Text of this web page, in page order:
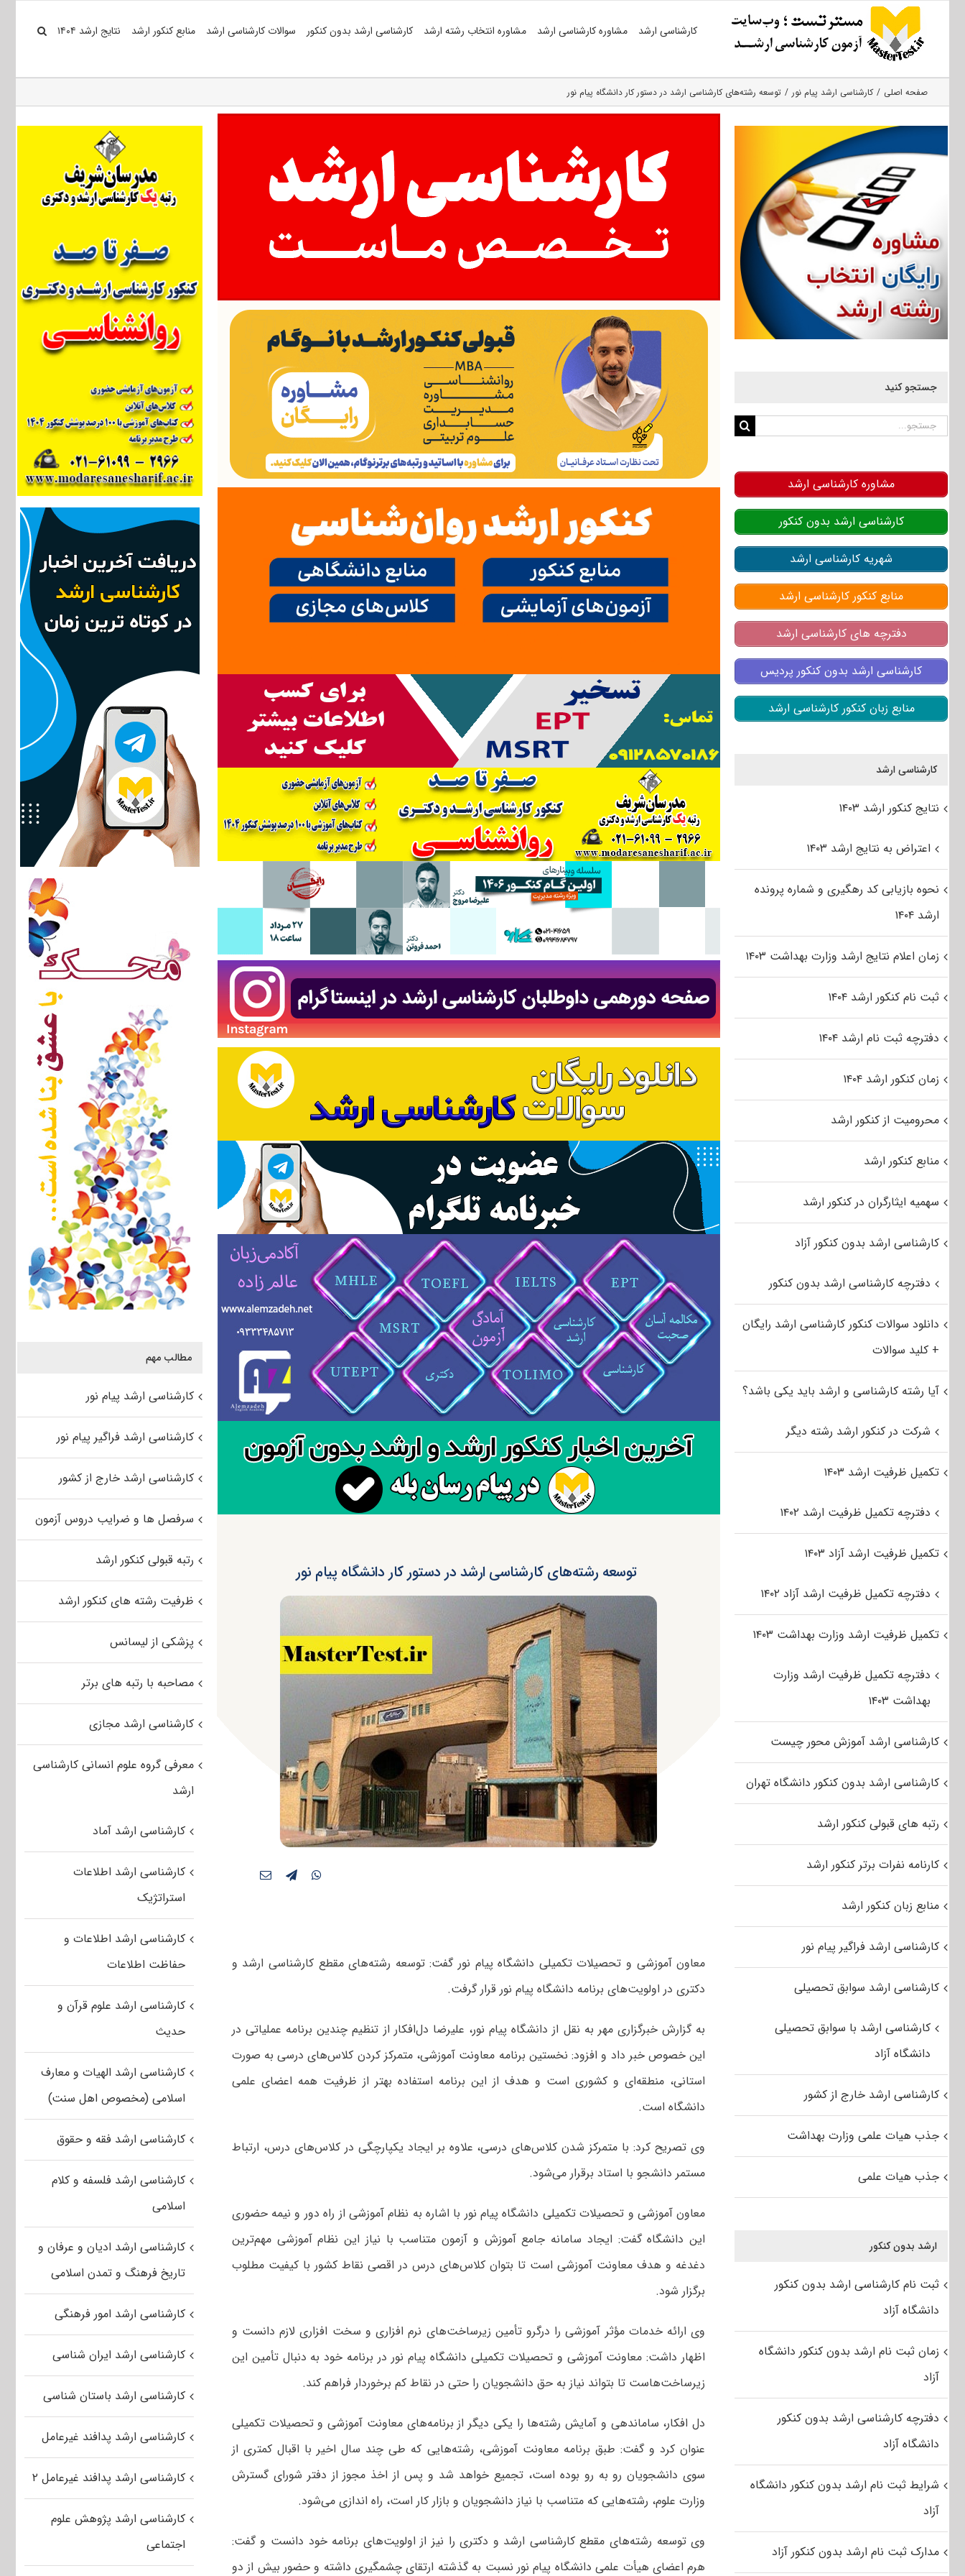
کارشناسی ارشد مشاوره کارشناسی ارشد مشاوره انتخاب رشته ارشد کارشناسی ارشد بدون کنکور سوالات کارشناسی ارشد منابع کنکور ارشد نتایج ارشد ۱۴۰۴
صفحه اصلی کارشناسی ارشد پیام نور توسعه رشته‌های کارشناسی ارشد در دستور کار دانشگاه پیام نور
توسعه رشته‌های کارشناسی ارشد در دستور کار دانشگاه پیام نور
معاون آموزشی و تحصیلات تکمیلی دانشگاه پیام نور گفت: توسعه رشته‌های مقطع کارشناسی ارشد و
دکتری در اولویت‌های برنامه دانشگاه پیام نور قرار گرفت.
به گزارش خبرگزاری مهر به نقل از دانشگاه پیام نور، علیرضا دل‌افکار از تنظیم چندین برنامه عملیاتی در
این خصوص خبر داد و افزود: نخستین برنامه معاونت آموزشی، متمرکز کردن کلاس‌های درسی به صورت
استانی، منطقه‌ای و کشوری است و هدف از این برنامه استفاده بهتر از ظرفیت همه اعضای علمی
دانشگاه است.
وی تصریح کرد: با متمرکز شدن کلاس‌های درسی، علاوه بر ایجاد یکپارچگی در کلاس‌های درس، ارتباط
مستمر دانشجو با استاد برقرار می‌شود.
معاون آموزشی و تحصیلات تکمیلی دانشگاه پیام نور با اشاره به نظام آموزشی از راه دور و نیمه حضوری
این دانشگاه گفت: ایجاد سامانه جامع آموزش و آزمون متناسب با نیاز این نظام آموزشی مهم‌ترین
دغدغه و هدف معاونت آموزشی است تا بتوان کلاس‌های درس در اقصی نقاط کشور با کیفیت مطلوب
برگزار شود.
وی ارائه خدمات مؤثر آموزشی را درگرو تأمین زیرساخت‌های نرم افزاری و سخت افزاری لازم دانست و
اظهار داشت: معاونت آموزشی و تحصیلات تکمیلی دانشگاه پیام نور در برنامه خود به دنبال تأمین این
زیرساخت‌هاست تا بتواند نیاز به حق دانشجویان را حتی در نقاط کم برخوردار فراهم کند.
دل افکار، ساماندهی و آمایش رشته‌ها را یکی دیگر از برنامه‌های معاونت آموزشی و تحصیلات تکمیلی
عنوان کرد و گفت: طبق برنامه معاونت آموزشی، رشته‌هایی که طی چند سال اخیر با اقبال کمتری از
سوی دانشجویان رو به رو بوده است، تجمیع خواهد شد و پس از اخذ مجوز از دفتر شورای گسترش
وزارت علوم، رشته‌هایی که متناسب با نیاز دانشجویان و بازار کار است، راه اندازی می‌شود.
وی توسعه رشته‌های مقطع کارشناسی ارشد و دکتری را نیز از اولویت‌های برنامه خود دانست و گفت:
هرم اعضای هیأت علمی دانشگاه پیام نور نسبت به گذشته ارتقای چشمگیری داشته و حضور بیش از دو
مطالب مهم
کارشناسی ارشد پیام نور
کارشناسی ارشد فراگیر پیام نور
کارشناسی ارشد خارج از کشور
سرفصل ها و ضرایب دروس آزمون
رتبه قبولی کنکور ارشد
ظرفیت رشته های کنکور ارشد
پزشکی از لیسانس
مصاحبه با رتبه های برتر
کارشناسی ارشد مجازی
معرفی گروه علوم انسانی کارشناسی
ارشد
کارشناسی ارشد آماد
کارشناسی ارشد اطلاعات
استراتژیک
کارشناسی ارشد اطلاعات و
حفاظت اطلاعات
کارشناسی ارشد علوم قرآن و
حدیث
کارشناسی ارشد الهیات و معارف
اسلامی (مخصوص اهل سنت)
کارشناسی ارشد فقه و حقوق
کارشناسی ارشد فلسفه و کلام
اسلامی
کارشناسی ارشد ادیان و عرفان و
تاریخ فرهنگ و تمدن اسلامی
کارشناسی ارشد امور فرهنگی
کارشناسی ارشد ایران شناسی
کارشناسی ارشد باستان شناسی
کارشناسی ارشد پدافند غیرعامل
کارشناسی ارشد پدافند غیرعامل ۲
کارشناسی ارشد پژوهش علوم
اجتماعی
جستجو کنید
جستجو
مشاوره کارشناسی ارشد
کارشناسی ارشد بدون کنکور
شهریه کارشناسی ارشد
منابع کنکور کارشناسی ارشد
دفترچه های کارشناسی ارشد
کارشناسی ارشد بدون کنکور پردیس
منابع زبان کنکور کارشناسی ارشد
کارشناسی ارشد
نتایج کنکور ارشد ۱۴۰۳
اعتراض به نتایج ارشد ۱۴۰۳
نحوه بازیابی کد رهگیری و شماره پرونده
ارشد ۱۴۰۴
زمان اعلام نتایج ارشد وزارت بهداشت ۱۴۰۳
ثبت نام کنکور ارشد ۱۴۰۴
دفترچه ثبت نام ارشد ۱۴۰۴
زمان کنکور ارشد ۱۴۰۴
محرومیت از کنکور ارشد
منابع کنکور ارشد
سهمیه ایثارگران در کنکور ارشد
کارشناسی ارشد بدون کنکور آزاد
دفترچه کارشناسی ارشد بدون کنکور
دانلود سوالات کنکور کارشناسی ارشد رایگان
+ کلید سوالات
آیا رشته کارشناسی و ارشد باید یکی باشد؟
شرکت در کنکور ارشد رشته دیگر
تکمیل ظرفیت ارشد ۱۴۰۳
دفترچه تکمیل ظرفیت ارشد ۱۴۰۲
تکمیل ظرفیت ارشد آزاد ۱۴۰۳
دفترچه تکمیل ظرفیت ارشد آزاد ۱۴۰۲
تکمیل ظرفیت ارشد وزارت بهداشت ۱۴۰۳
دفترچه تکمیل ظرفیت ارشد وزارت
بهداشت ۱۴۰۳
کارشناسی ارشد آموزش محور چیست
کارشناسی ارشد بدون کنکور دانشگاه تهران
رتبه های قبولی کنکور ارشد
کارنامه نفرات برتر کنکور ارشد
منابع زبان کنکور ارشد
کارشناسی ارشد فراگیر پیام نور
کارشناسی ارشد سوابق تحصیلی
کارشناسی ارشد با سوابق تحصیلی
دانشگاه آزاد
کارشناسی ارشد خارج از کشور
جذب هیات علمی وزارت بهداشت
جذب هیات علمی
ارشد بدون کنکور
ثبت نام کارشناسی ارشد بدون کنکور
دانشگاه آزاد
زمان ثبت نام ارشد بدون کنکور دانشگاه
آزاد
دفترچه کارشناسی ارشد بدون کنکور
دانشگاه آزاد
شرایط ثبت نام ارشد بدون کنکور دانشگاه
آزاد
مدارک ثبت نام ارشد بدون کنکور آزاد